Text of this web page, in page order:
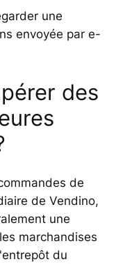
une
envoyée par e-
des
de
de Vendino,
une
marchandises
du